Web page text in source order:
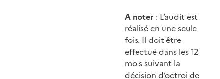
A noter : L’audit est
réalisé en une seule
fois. Il doit être
effectué dans les 12
mois suivant la
décision d’octroi de